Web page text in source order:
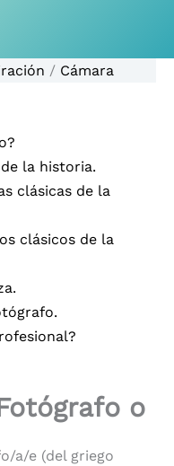
/ Cámara
la historia.
clásicas de la
clásicos de la
o
a/e (del griego